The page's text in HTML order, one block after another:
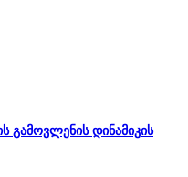
გამოვლენის დინამიკის